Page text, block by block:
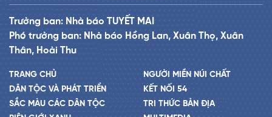
Trưởng ban: Nhà báo TUYẾT MAI
Phó trưởng ban: Nhà báo Hồng Lan, Xuân Thọ, Xuân
Thân, Hoài Thu
TRANG CHỦ
DÂN TỘC VÀ PHÁT TRIỂN
SẮC MÀU CÁC DÂN TỘC
NGƯỜI MIỀN NÚI CHẤT
KẾT NỐI 54
TRI THỨC BẢN ĐỊA